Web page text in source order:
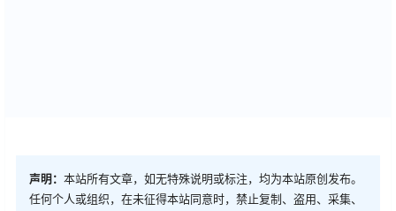
声明： 本站所有文章，如无特殊说明或标注，均为本站原创发布。
任何个人或组织，在未征得本站同意时，禁止复制、盗用、采集、